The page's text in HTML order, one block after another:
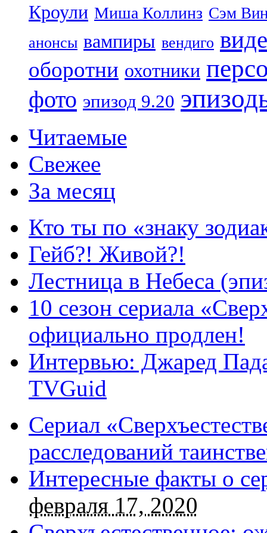
Кроули Миша Коллинз Сэм
анонсы вампиры вендиго
оборотни охотники
фото эпизод 9.20
Читаемые
Свежее
За месяц
Кто ты по «знаку
Гейб?! Живой?!
Лестница в Небеса
10 сезон сериала
официально продлен!
Интервью: Джаред
TVGuid
Сериал
расследований
Интересные факты о
февраля 17, 2020